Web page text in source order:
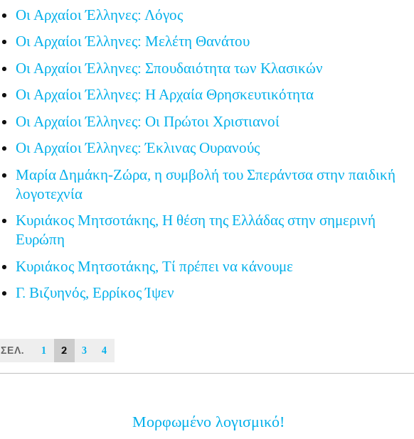
Οι Αρχαίοι Έλληνες: Λόγος
Οι Αρχαίοι Έλληνες: Μελέτη Θανάτου
Οι Αρχαίοι Έλληνες: Σπουδαιότητα των Κλασικών
Οι Αρχαίοι Έλληνες: Η Αρχαία Θρησκευτικότητα
Οι Αρχαίοι Έλληνες: Οι Πρώτοι Χριστιανοί
Οι Αρχαίοι Έλληνες: Έκλινας Ουρανούς
Μαρία Δημάκη-Ζώρα, η συμβολή του Σπεράντσα στην παιδική
λογοτεχνία
Κυριάκος Μητσοτάκης, Η θέση της Ελλάδας στην σημερινή
Ευρώπη
Κυριάκος Μητσοτάκης, Τί πρέπει να κάνουμε
Γ. Βιζυηνός, Ερρίκος Ίψεν
ΣΕΛ. 1 2 3 4
Μορφωμένο λογισμικό!